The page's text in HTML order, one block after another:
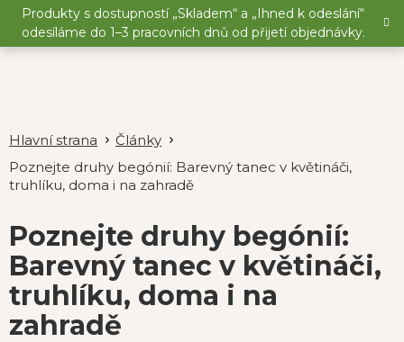
Přejít
obsah
Produkty s dostupností „Skladem“ a „Ihned k odeslání“
odesíláme do 1–3 pracovních dnů od přijetí objednávky.
Články
Poznejte druhy begónií: Barevný tanec v květináči,
truhlíku, doma i na zahradě
Poznejte druhy begónií:
Barevný tanec v květináči,
truhlíku, doma i na
zahradě